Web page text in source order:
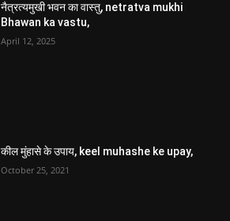
नैत्रत्यमुखी भवन का वास्तु, netratva mukhi
Bhawan ka vastu,
April 12, 2025
कील मुंहासे के उपाय, keel muhashe ke upay,
October 25, 2021